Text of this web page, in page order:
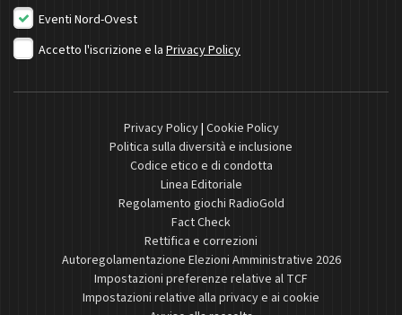
Eventi Nord-Ovest
Accetto l'iscrizione e la Privacy Policy
Privacy Policy| Cookie Policy
Politica sulla diversità e inclusione
Codice etico e di condotta
Linea Editoriale
Regolamento giochi RadioGold
Fact Check
Rettifica e correzioni
Autoregolamentazione Elezioni Amministrative 2026
Impostazioni preferenze relative al TCF
Impostazioni relative alla privacy e ai cookie